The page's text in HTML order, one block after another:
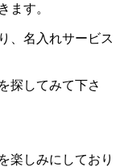
ます。
、名入れサービス
探してみて下さ
楽しみにしており